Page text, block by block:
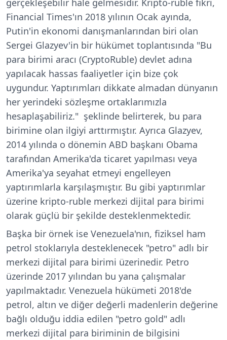
gerçekleşebilir hale gelmesidir. Kripto-ruble fikri,
Financial Times'ın 2018 yılının Ocak ayında,
Putin'in ekonomi danışmanlarından biri olan
Sergei Glazyev'in bir hükümet toplantısında "Bu
para birimi aracı (CryptoRuble) devlet adına
yapılacak hassas faaliyetler için bize çok
uygundur. Yaptırımları dikkate almadan dünyanın
her yerindeki sözleşme ortaklarımızla
hesaplaşabiliriz." şeklinde belirterek, bu para
birimine olan ilgiyi arttırmıştır. Ayrıca Glazyev,
2014 yılında o dönemin ABD başkanı Obama
tarafından Amerika'da ticaret yapılması veya
Amerika'ya seyahat etmeyi engelleyen
yaptırımlarla karşılaşmıştır. Bu gibi yaptırımlar
üzerine kripto-ruble merkezi dijital para birimi
olarak güçlü bir şekilde desteklenmektedir.
Başka bir örnek ise Venezuela'nın, fiziksel ham
petrol stoklarıyla desteklenecek "petro" adlı bir
merkezi dijital para birimi üzerinedir. Petro
üzerinde 2017 yılından bu yana çalışmalar
yapılmaktadır. Venezuela hükümeti 2018'de
petrol, altın ve diğer değerli madenlerin değerine
bağlı olduğu iddia edilen "petro gold" adlı
merkezi dijital para biriminin de bilgisini